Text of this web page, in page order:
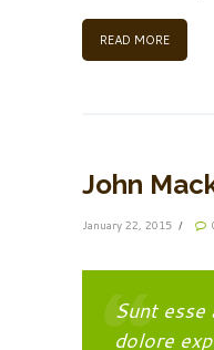
READ MORE
John
January 22, 2015
Sunt
dolore